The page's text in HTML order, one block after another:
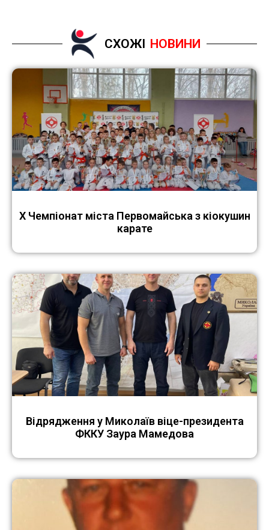
СХОЖІ НОВИНИ
X Чемпіонат міста Первомайська з кіокушин
карате
Відрядження у Миколаїв віце-президента
ФККУ Заура Мамедова